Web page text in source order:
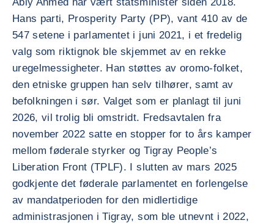
Hans parti, Prosperity Party (PP), vant 410 av de
547 setene i parlamentet i juni 2021, i et fredelig
valg som riktignok ble skjemmet av en rekke
uregelmessigheter. Han støttes av oromo-folket,
den etniske gruppen han selv tilhører, samt av
befolkningen i sør. Valget som er planlagt til juni
2026, vil trolig bli omstridt. Fredsavtalen fra
november 2022 satte en stopper for to års kamper
mellom føderale styrker og Tigray People’s
Liberation Front (TPLF). I slutten av mars 2025
godkjente det føderale parlamentet en forlengelse
av mandatperioden for den midlertidige
administrasjonen i Tigray, som ble utnevnt i 2022,